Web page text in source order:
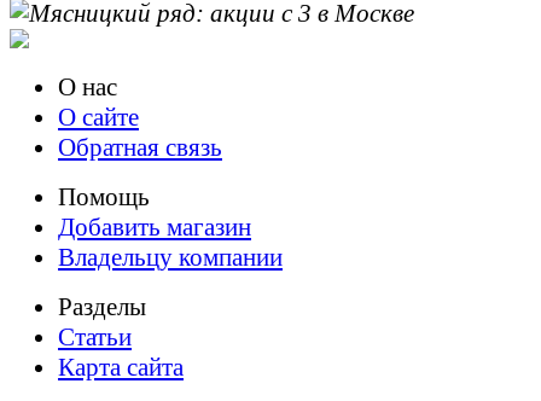
О нас
О сайте
Обратная связь
Помощь
Добавить магазин
Владельцу компании
Разделы
Статьи
Карта сайта